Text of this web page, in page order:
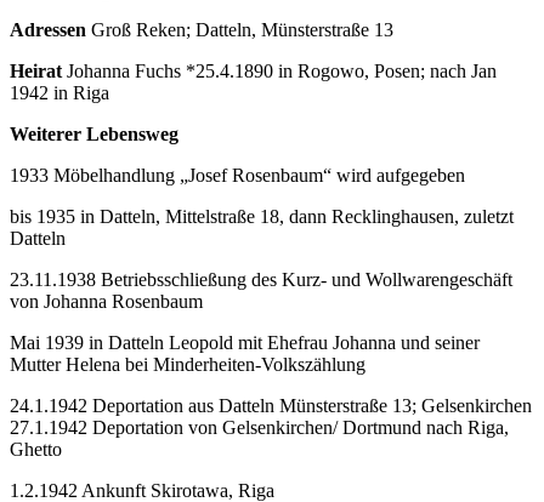
Adressen Groß Reken; Datteln, Münsterstraße 13
Heirat Johanna Fuchs *25.4.1890 in Rogowo, Posen; nach Jan
1942 in Riga
Weiterer Lebensweg
1933 Möbelhandlung „Josef Rosenbaum“ wird aufgegeben
bis 1935 in Datteln, Mittelstraße 18, dann Recklinghausen, zuletzt
Datteln
23.11.1938 Betriebsschließung des Kurz- und Wollwarengeschäft
von Johanna Rosenbaum
Mai 1939 in Datteln Leopold mit Ehefrau Johanna und seiner
Mutter Helena bei Minderheiten-Volkszählung
24.1.1942 Deportation aus Datteln Münsterstraße 13; Gelsenkirchen
27.1.1942 Deportation von Gelsenkirchen/ Dortmund nach Riga,
Ghetto
1.2.1942 Ankunft Skirotawa, Riga